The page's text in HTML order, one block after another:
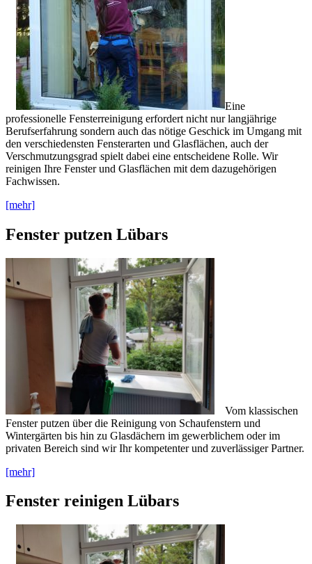
Eine
professionelle Fensterreinigung erfordert nicht nur langjährige
Berufserfahrung sondern auch das nötige Geschick im Umgang mit
den verschiedensten Fensterarten und Glasflächen, auch der
Verschmutzungsgrad spielt dabei eine entscheidene Rolle. Wir
reinigen Ihre Fenster und Glasflächen mit dem dazugehörigen
Fachwissen.
[mehr]
Fenster putzen Lübars
Vom klassischen
Fenster putzen über die Reinigung von Schaufenstern und
Wintergärten bis hin zu Glasdächern im gewerblichem oder im
privaten Bereich sind wir Ihr kompetenter und zuverlässiger Partner.
[mehr]
Fenster reinigen Lübars